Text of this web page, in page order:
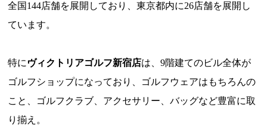
全国144店舗を展開しており、東京都内に26店舗を展開し
ています。
特に ヴィクトリアゴルフ新宿店は、9階建てのビル全体が
ゴルフショップになっており、ゴルフウェアはもちろんの
こと、ゴルフクラブ、アクセサリー、バッグなど豊富に取
り揃え。